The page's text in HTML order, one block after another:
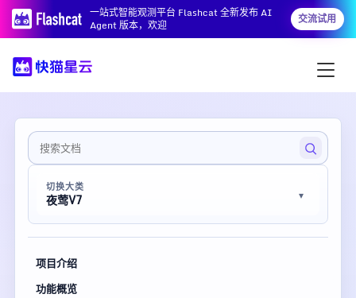
一站式智能观测平台 Flashcat 全新发布 AI
Agent 版本，欢迎
交流试用
切换大类
夜莺V7
项目介绍
功能概览